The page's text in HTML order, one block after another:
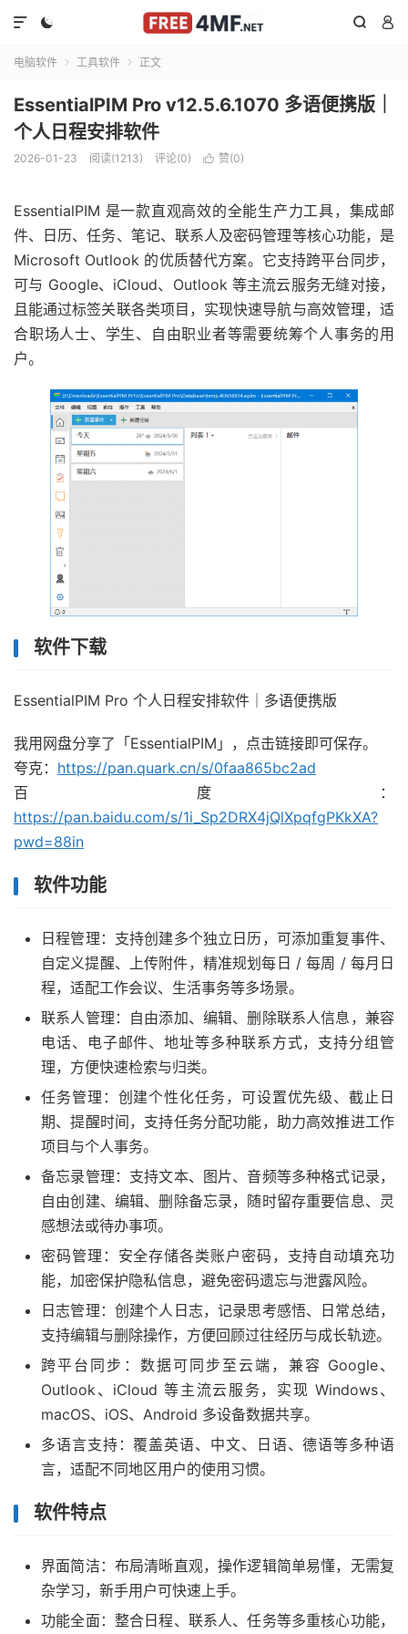
  

电脑软件  工具软件  正文
EssentialPIM Pro v12.5.6.1070 多语便携版｜
个人日程安排软件
2026-01-23 阅读(1213) 评论(0)  赞(0)
EssentialPIM 是一款直观高效的全能生产力工具，集成邮
件、日历、任务、笔记、联系人及密码管理等核心功能，是
Microsoft Outlook 的优质替代方案。它支持跨平台同步，
可与 Google、iCloud、Outlook 等主流云服务无缝对接，
且能通过标签关联各类项目，实现快速导航与高效管理，适
合职场人士、学生、自由职业者等需要统筹个人事务的用
户。
软件下载
EssentialPIM Pro 个人日程安排软件｜多语便携版
我用网盘分享了「EssentialPIM」，点击链接即可保存。
夸克： https://pan.quark.cn/s/0faa865bc2ad
百度：
https://pan.baidu.com/s/1i_Sp2DRX4jQlXpqfgPKkXA?
pwd=88in
软件功能
日程管理：支持创建多个独立日历，可添加重复事件、
自定义提醒、上传附件，精准规划每日 / 每周 / 每月日
程，适配工作会议、生活事务等多场景。
联系人管理：自由添加、编辑、删除联系人信息，兼容
电话、电子邮件、地址等多种联系方式，支持分组管
理，方便快速检索与归类。
任务管理：创建个性化任务，可设置优先级、截止日
期、提醒时间，支持任务分配功能，助力高效推进工作
项目与个人事务。
备忘录管理：支持文本、图片、音频等多种格式记录，
自由创建、编辑、删除备忘录，随时留存重要信息、灵
感想法或待办事项。
密码管理：安全存储各类账户密码，支持自动填充功
能，加密保护隐私信息，避免密码遗忘与泄露风险。
日志管理：创建个人日志，记录思考感悟、日常总结，
支持编辑与删除操作，方便回顾过往经历与成长轨迹。
跨平台同步：数据可同步至云端，兼容 Google、
Outlook、iCloud 等主流云服务，实现 Windows、
macOS、iOS、Android 多设备数据共享。
多语言支持：覆盖英语、中文、日语、德语等多种语
言，适配不同地区用户的使用习惯。
软件特点
界面简洁：布局清晰直观，操作逻辑简单易懂，无需复
杂学习，新手用户可快速上手。
功能全面：整合日程、联系人、任务等多重核心功能，